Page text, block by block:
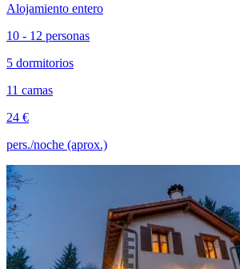
Alojamiento entero
10 - 12 personas
5 dormitorios
11 camas
24 €
pers./noche (aprox.)